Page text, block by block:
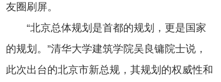
友圈刷屏。
“北京总体规划是首都的规划，更是国家
的规划。”清华大学建筑学院吴良镛院士说，
此次出台的北京市新总规，其规划的权威性和